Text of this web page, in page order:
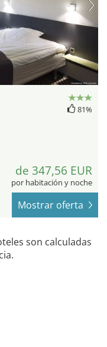
81%
de 347,56 EUR
por habitación y noche
Mostrar oferta
son calculadas